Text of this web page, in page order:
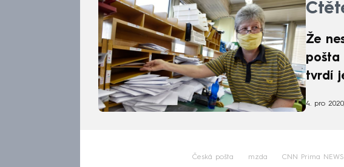
Že
pošta
tvrdí
4. pro
Česká pošta mzda CNN Prima NEWS